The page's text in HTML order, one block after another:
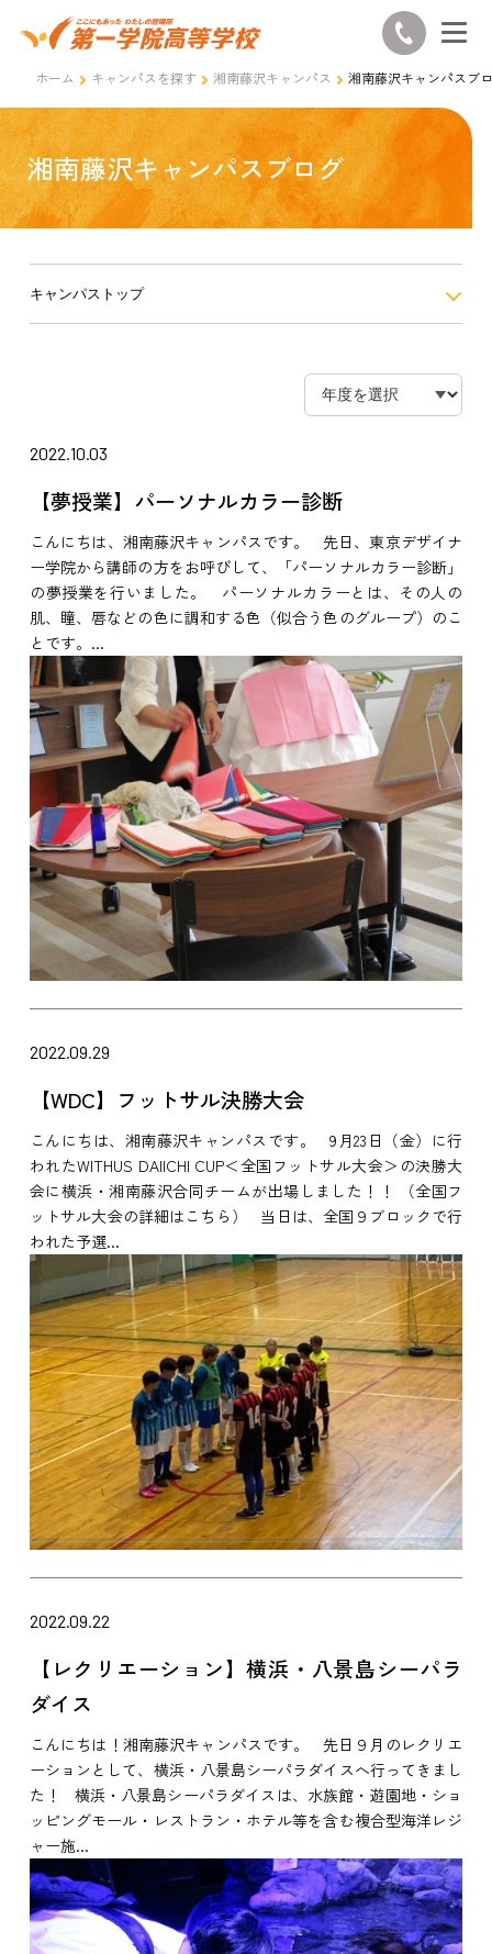
ホーム キャンパスを探す 湘南藤沢キャンパス 湘南藤沢キャンパスブ
湘南藤沢キャンパスブログ
キャンパストップ
2022.10.03
【夢授業】パーソナルカラー診断
こんにちは、湘南藤沢キャンパスです。 先日、東京デザイナ
ー学院から講師の方をお呼びして、「パーソナルカラー診断」
の夢授業を行いました。 パーソナルカラーとは、その人の
肌、瞳、唇などの色に調和する色（似合う色のグループ）のこ
とです。...
2022.09.29
【WDC】フットサル決勝大会
こんにちは、湘南藤沢キャンパスです。 9月23日（金）に行
われたWITHUS DAIICHI CUP＜全国フットサル大会＞の決勝大
会に横浜・湘南藤沢合同チームが出場しました！！ （全国フ
ットサル大会の詳細はこちら） 当日は、全国９ブロックで行
われた予選...
2022.09.22
【レクリエーション】横浜・八景島シーパラ
ダイス
こんにちは！湘南藤沢キャンパスです。 先日９月のレクリエ
ーションとして、横浜・八景島シーパラダイスへ行ってきまし
た！ 横浜・八景島シーパラダイスは、水族館・遊園地・ショ
ッピングモール・レストラン・ホテル等を含む複合型海洋レジ
ャー施...